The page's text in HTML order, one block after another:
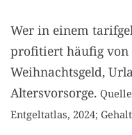
Wer in einem
profitiert häufig von
Weihnachtsgeld,
Altersvorsorge.
Entgeltatlas, 2024;